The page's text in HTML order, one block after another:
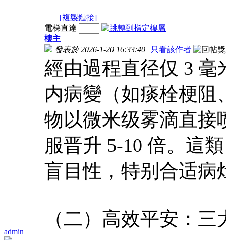
[複製鏈接]
admin
電梯直達
樓主
發表於 2026-1-20 16:33:40 | 只看該作者
經由過程直径仅 3
内病變（如痰栓梗阻
物以微米级雾滴直接
服晋升 5-10 倍。這
盲目性，特别合适病
（二）高效平安：